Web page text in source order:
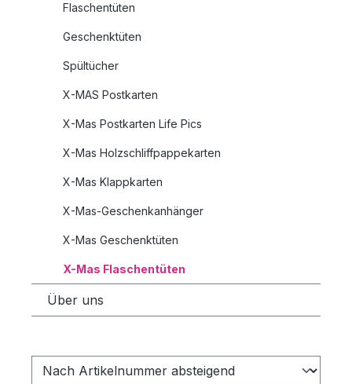
Flaschentüten
Geschenktüten
Spültücher
X-MAS Postkarten
X-Mas Postkarten Life Pics
X-Mas Holzschliffpappekarten
X-Mas Klappkarten
X-Mas-Geschenkanhänger
X-Mas Geschenktüten
X-Mas Flaschentüten
Über uns